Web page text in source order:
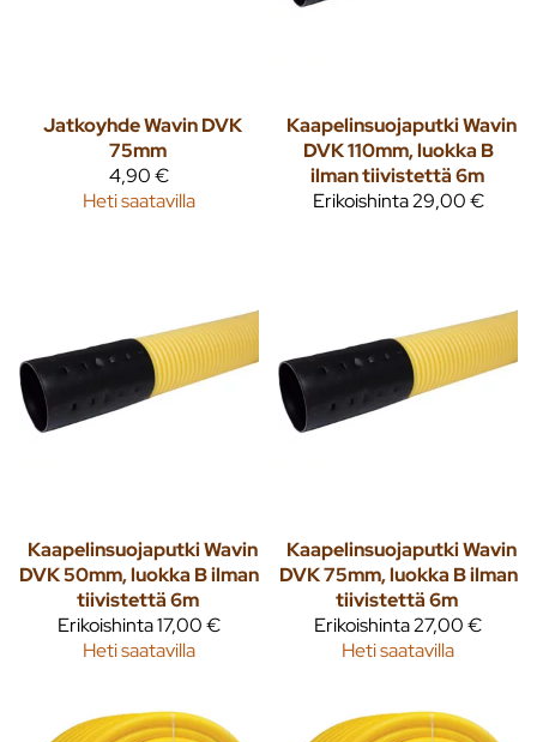
Jatkoyhde Wavin DVK
75mm
4,90 €
Heti saatavilla
Kaapelinsuojaputki Wavin
DVK 110mm, luokka B
ilman tiivistettä 6m
Erikoishinta29,00 €
Kaapelinsuojaputki Wavin
DVK 50mm, luokka B ilman
tiivistettä 6m
Erikoishinta17,00 €
Heti saatavilla
Kaapelinsuojaputki Wavin
DVK 75mm, luokka B ilman
tiivistettä 6m
Erikoishinta27,00 €
Heti saatavilla